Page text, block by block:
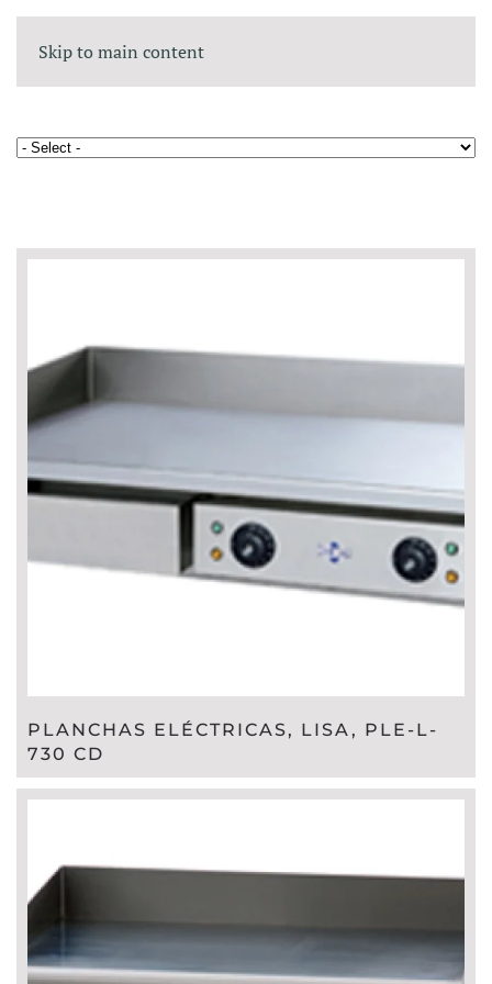
Skip to main content
PLANCHAS ELÉCTRICAS, LISA, PLE-L-
730 CD